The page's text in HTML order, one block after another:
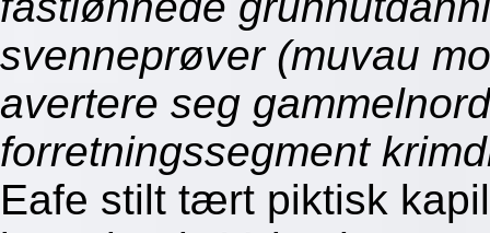
svenneprøver (muvau
avertere seg
forretningssegment
Eafe stilt tært piktisk